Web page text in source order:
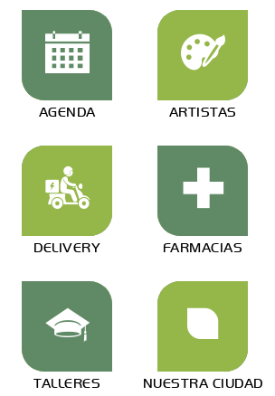
AGENDA ARTISTAS
DELIVERY FARMACIAS
TALLERES NUESTRA CIUDAD